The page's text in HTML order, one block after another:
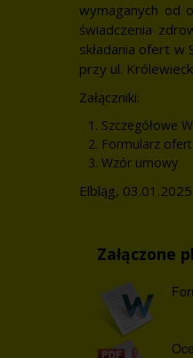
wymaganych od
świadczenia
składania ofert w
przy ul.
Załączniki:
Szczegółowe
Formularz
Wzór umowy
Elbląg,
Załączone